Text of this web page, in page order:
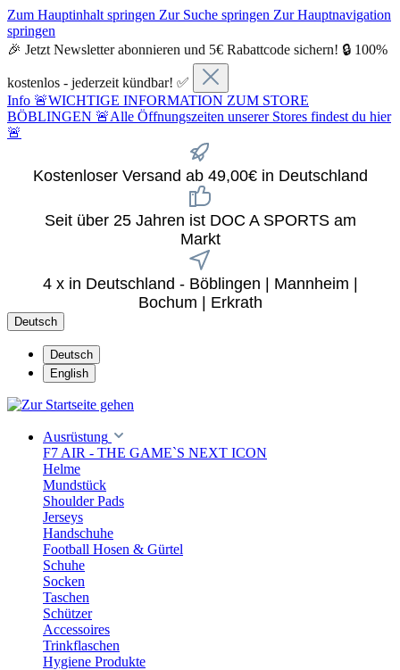
Zum Hauptinhalt springen Zur Suche springen Zur Hauptnavigation
springen
🎉 Jetzt Newsletter abonnieren und 5€ Rabattcode sichern! 🔒 100%
kostenlos - jederzeit kündbar! ✅
Info 🚨WICHTIGE INFORMATION ZUM STORE
BÖBLINGEN 🚨Alle Öffnungszeiten unserer Stores findest du hier
🚨
Kostenloser Versand ab 49,00€ in Deutschland
Seit über 25 Jahren ist DOC A SPORTS am
Markt
4 x in Deutschland - Böblingen | Mannheim |
Bochum | Erkrath
Deutsch
Deutsch
English
Ausrüstung
F7 AIR - THE GAME`S NEXT ICON
Helme
Mundstück
Shoulder Pads
Jerseys
Handschuhe
Football Hosen & Gürtel
Schuhe
Socken
Taschen
Schützer
Accessoires
Trinkflaschen
Hygiene Produkte